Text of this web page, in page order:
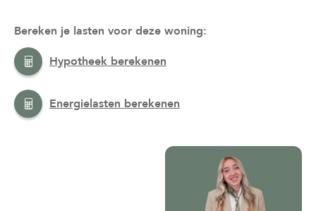
Bereken je lasten voor deze woning:
Hypotheek berekenen
Energielasten berekenen